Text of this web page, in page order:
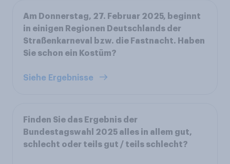
Am Donnerstag, 27. Februar 2025, beginnt
in einigen Regionen Deutschlands der
Straßenkarneval bzw. die Fastnacht. Haben
Sie schon ein Kostüm?
Siehe Ergebnisse
Finden Sie das Ergebnis der
Bundestagswahl 2025 alles in allem gut,
schlecht oder teils gut / teils schlecht?